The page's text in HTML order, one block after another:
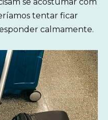
tentar ficar
calmamente.